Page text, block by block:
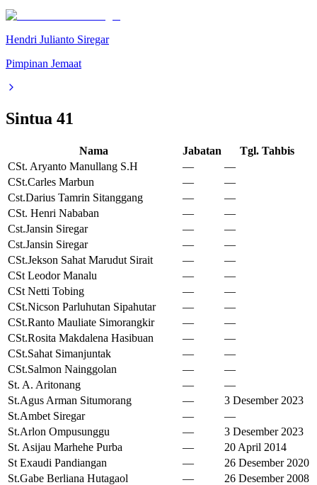
Hendri Julianto Siregar
Pimpinan Jemaat
Sintua 41
Nama Jabatan
Tgl. Tahbis
CSt. Aryanto Manullang S.H
—
—
CSt.Carles Marbun
—
—
Cst.Darius Tamrin Sitanggang
—
—
CSt. Henri Nababan
—
—
Cst.Jansin Siregar
—
—
Cst.Jansin Siregar
—
—
CSt.Jekson Sahat Marudut Sirait
—
—
CSt Leodor Manalu
—
—
CSt Netti Tobing
—
—
CSt.Nicson Parluhutan Sipahutar
—
—
CSt.Ranto Mauliate Simorangkir
—
—
CSt.Rosita Makdalena Hasibuan
—
—
CSt.Sahat Simanjuntak
—
—
CSt.Salmon Nainggolan
—
—
St. A. Aritonang
—
—
St.Agus Arman Situmorang
—
3 Desember 2023
St.Ambet Siregar
—
—
St.Arlon Ompusunggu
—
3 Desember 2023
St. Asijau Marhehe Purba
—
20 April 2014
St Exaudi Pandiangan
—
26 Desember 2020
St.Gabe Berliana Hutagaol
—
26 Desember 2008